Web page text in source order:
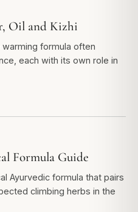
Oil and Kizhi
formula often
each with its own role in
Formula Guide
Ayurvedic formula that pairs
climbing herbs in the